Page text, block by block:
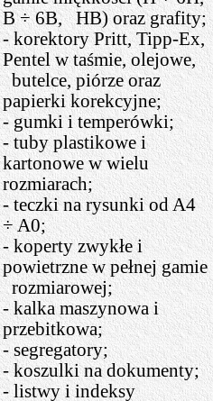
B ÷ 6B, HB) oraz grafity;
- korektory Pritt, Tipp-Ex,
Pentel w taśmie, olejowe,
butelce, piórze oraz
papierki korekcyjne;
- gumki i temperówki;
- tuby plastikowe i
kartonowe w wielu
rozmiarach;
- teczki na rysunki od A4
÷ A0;
- koperty zwykłe i
powietrzne w pełnej gamie
rozmiarowej;
- kalka maszynowa i
przebitkowa;
- segregatory;
- koszulki na dokumenty;
- listwy i indeksy